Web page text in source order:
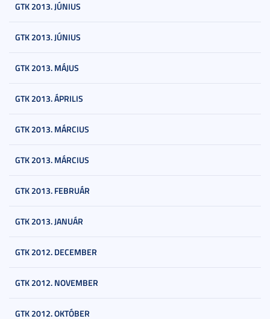
GTK 2013. JÚNIUS
GTK 2013. JÚNIUS
GTK 2013. MÁJUS
GTK 2013. ÁPRILIS
GTK 2013. MÁRCIUS
GTK 2013. MÁRCIUS
GTK 2013. FEBRUÁR
GTK 2013. JANUÁR
GTK 2012. DECEMBER
GTK 2012. NOVEMBER
GTK 2012. OKTÓBER